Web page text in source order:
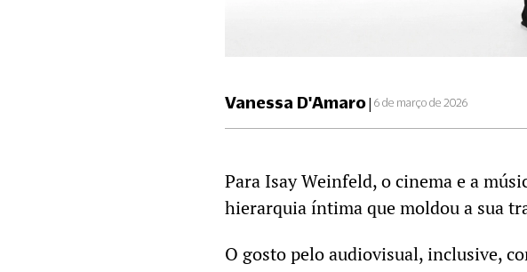
Vanessa D'Amaro| 6 de março de 2026
Para Isay Weinfeld, o cinema e a
hierarquia íntima que moldou a sua
O gosto pelo audiovisual, inclusive,